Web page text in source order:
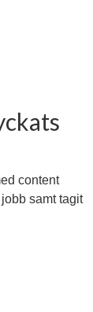
content
samt tagit